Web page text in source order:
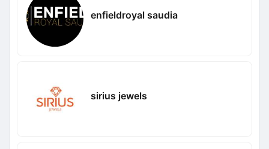
enfieldroyal saudia
sirius jewels